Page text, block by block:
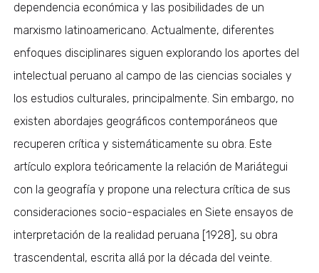
dependencia económica y las posibilidades de un
marxismo latinoamericano. Actualmente, diferentes
enfoques disciplinares siguen explorando los aportes del
intelectual peruano al campo de las ciencias sociales y
los estudios culturales, principalmente. Sin embargo, no
existen abordajes geográficos contemporáneos que
recuperen crítica y sistemáticamente su obra. Este
artículo explora teóricamente la relación de Mariátegui
con la geografía y propone una relectura crítica de sus
consideraciones socio-espaciales en Siete ensayos de
interpretación de la realidad peruana [1928], su obra
trascendental, escrita allá por la década del veinte.